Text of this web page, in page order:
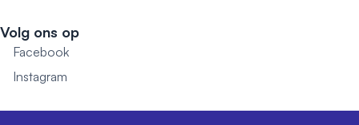
Volg ons op
Facebook
Instagram